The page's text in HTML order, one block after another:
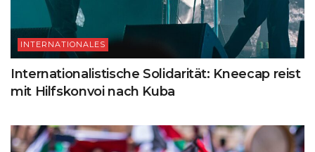
INTERNATIONALES
Internationalistische Solidarität: Kneecap reist
mit Hilfskonvoi nach Kuba